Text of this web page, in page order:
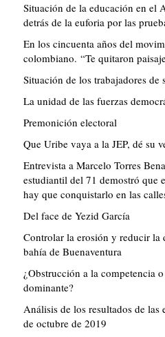
Situación de la educación en el
detrás de la euforia por las
En los cincuenta años del
colombiano. “Te quitaron
Situación de los trabajadores de
La unidad de las fuerzas
Premonición electoral
Que Uribe vaya a la JEP, dé su
Entrevista a Marcelo Torres
estudiantil del 71 demostró que
hay que conquistarlo en las
Del face de Yezid García
Controlar la erosión y reducir la
bahía de Buenaventura
¿Obstrucción a la competencia
dominante?
Análisis de los resultados de las
de octubre de 2019